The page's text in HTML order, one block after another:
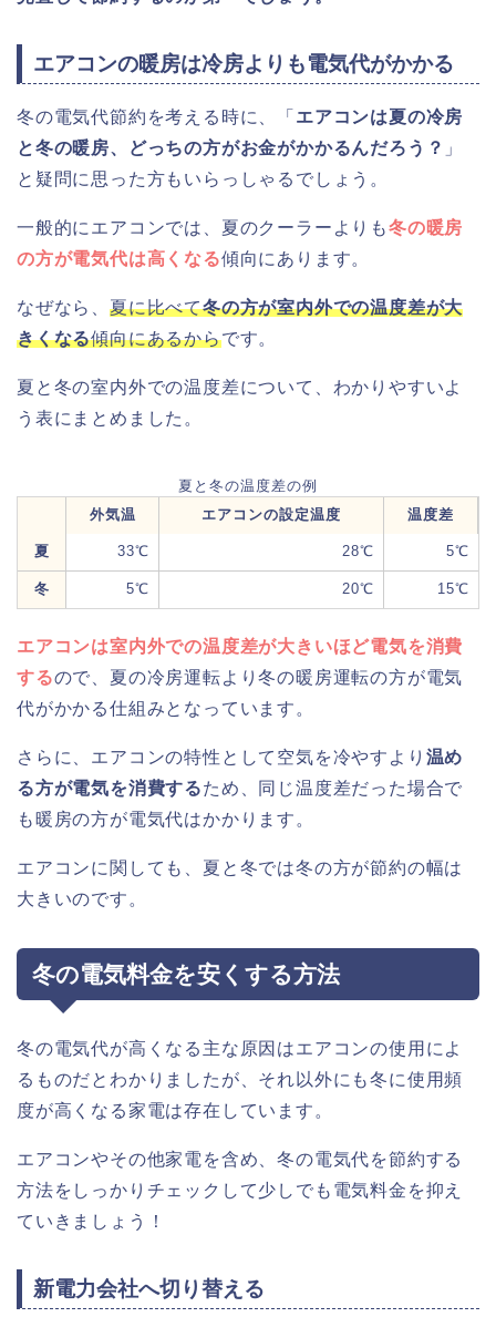
エアコンの暖房は冷房よりも電気代がかかる
冬の電気代節約を考える時に、「 エアコンは夏の冷房
と冬の暖房、どっちの方がお金がかかるんだろう？ 」
と疑問に思った方もいらっしゃるでしょう。
一般的にエアコンでは、夏のクーラーよりも冬の暖房
の方が電気代は高くなる傾向にあります。
なぜなら、 夏に比べて冬の方が室内外での温度差が大
きくなる傾向にあるからです。
夏と冬の室内外での温度差について、わかりやすいよ
う表にまとめました。
夏と冬の温度差の例
外気温
エアコンの設定温度 温度差
夏 33℃ 28℃ 5℃
冬 5℃ 20℃ 15℃
エアコンは室内外での温度差が大きいほど電気を消費
するので、夏の冷房運転より冬の暖房運転の方が電気
代がかかる仕組みとなっています。
さらに、エアコンの特性として空気を冷やすより 温め
る方が電気を消費するため、同じ温度差だった場合で
も暖房の方が電気代はかかります。
エアコンに関しても、夏と冬では冬の方が節約の幅は
大きいのです。
冬の電気料金を安くする方法
冬の電気代が高くなる主な原因はエアコンの使用によ
るものだとわかりましたが、それ以外にも冬に使用頻
度が高くなる家電は存在しています。
エアコンやその他家電を含め、冬の電気代を節約する
方法をしっかりチェックして少しでも電気料金を抑え
ていきましょう！
新電力会社へ切り替える